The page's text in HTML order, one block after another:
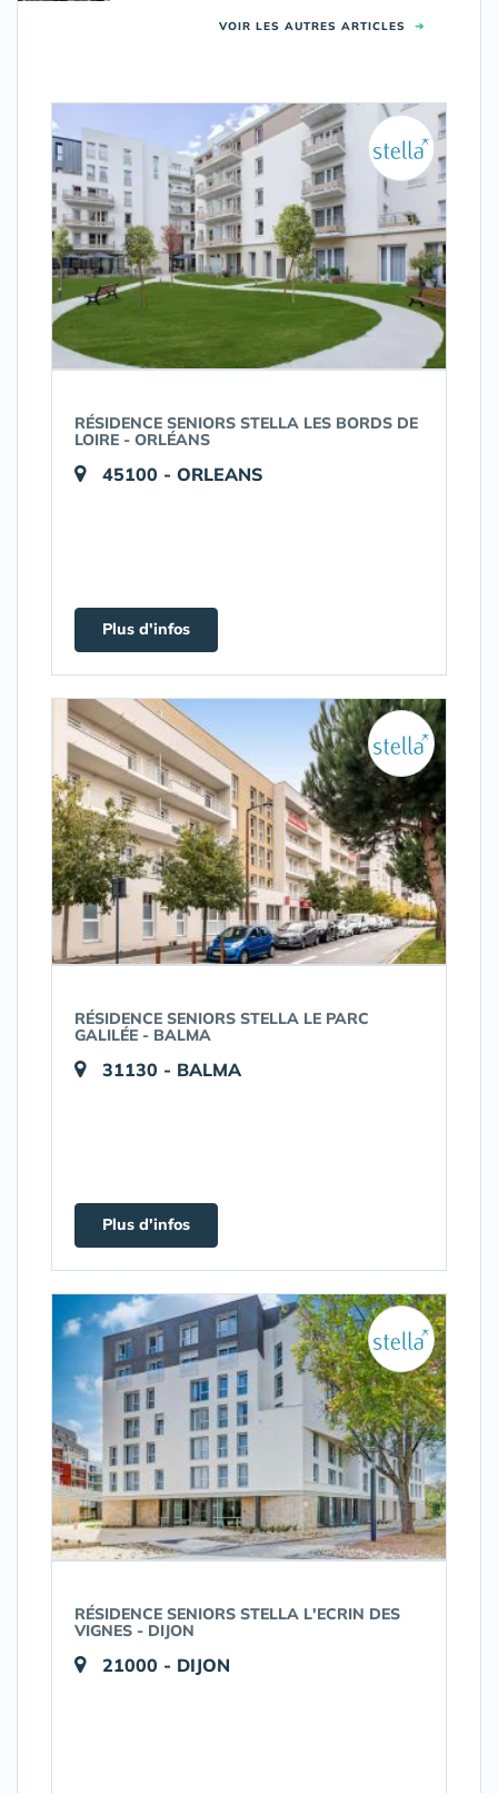
VOIR LES AUTRES ARTICLES ➜
RÉSIDENCE SENIORS STELLA LES BORDS DE
LOIRE - ORLÉANS
45100 - ORLEANS
Plus d'infos
RÉSIDENCE SENIORS STELLA LE PARC
GALILÉE - BALMA
31130 - BALMA
Plus d'infos
RÉSIDENCE SENIORS STELLA L'ECRIN DES
VIGNES - DIJON
21000 - DIJON